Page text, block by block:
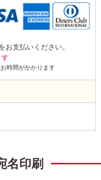
お支払いください。
時間がかかります
名印刷